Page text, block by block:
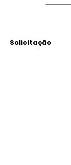
Solicitação